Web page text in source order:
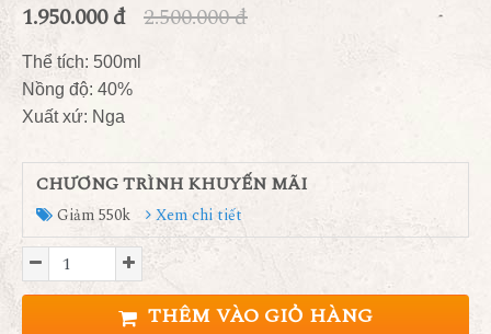
1.950.000 đ 2.500.000 đ
Thể tích: 500ml
Nồng độ: 40%
Xuất xứ: Nga
CHƯƠNG TRÌNH KHUYẾN MÃI
Giảm 550k Xem chi tiết
THÊM VÀO GIỎ HÀNG